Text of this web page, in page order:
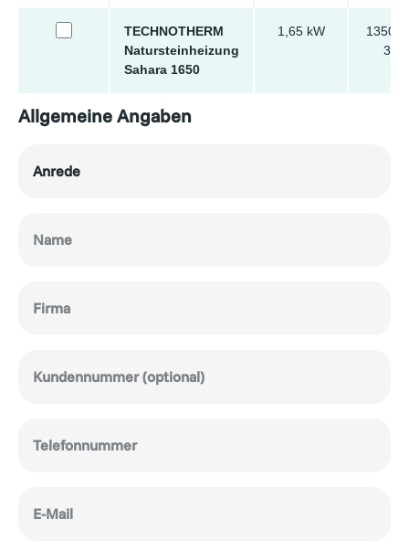
TECHNOTHERM
Natursteinheizung
Sahara 1650
1,65 kW
1350 x
30
Allgemeine Angaben